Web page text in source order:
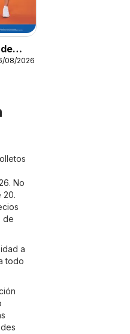
08/2026
No
20.
de
a
todo